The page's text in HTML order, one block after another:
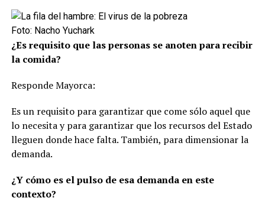
Foto: Nacho Yuchark
¿Es requisito que las personas se anoten para recibir
la comida?
Responde Mayorca:
Es un requisito para garantizar que come sólo aquel que
lo necesita y para garantizar que los recursos del Estado
lleguen donde hace falta. También, para dimensionar la
demanda.
¿Y cómo es el pulso de esa demanda en este
contexto?